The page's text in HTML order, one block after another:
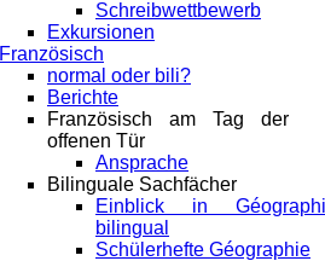
Schreibwettbewerb
Exkursionen
Französisch
normal oder bili?
Berichte
Französisch am Tag der
offenen Tür
Ansprache
Bilinguale Sachfächer
Einblick in
bilingual
Schülerhefte Géographie